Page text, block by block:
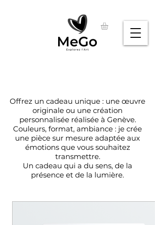
Offrez un cadeau unique : une œuvre
originale ou une création
personnalisée réalisée à Genève.
Couleurs, format, ambiance : je crée
une pièce sur mesure adaptée aux
émotions que vous souhaitez
transmettre.
Un cadeau qui a du sens, de la
présence et de la lumière.